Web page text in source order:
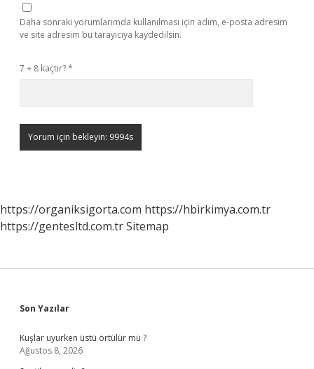
Daha sonraki yorumlarımda kullanılması için adım, e-posta adresim
ve site adresim bu tarayıcıya kaydedilsin.
7 + 8 kaçtır?*
https://organiksigorta.com https://hbirkimya.com.tr
https://gentesltd.com.trSitemap
Sidebar
Son Yazılar
Kuşlar uyurken üstü örtülür mü ?
Ağustos 8, 2026